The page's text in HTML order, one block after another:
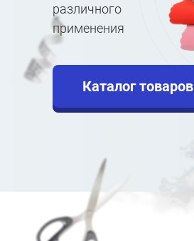
Каталог товаров
различного
применения